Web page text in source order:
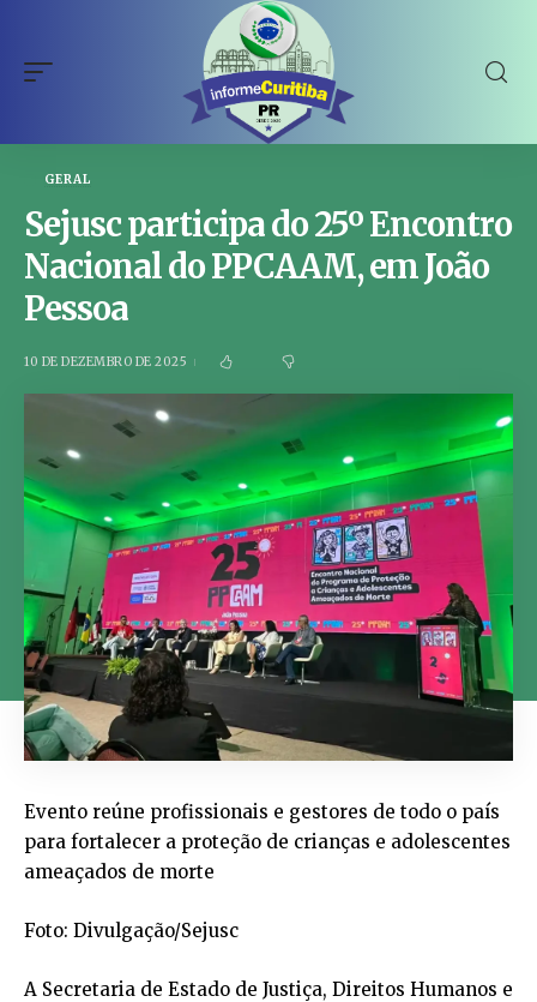
GERAL
Sejusc participa do 25º Encontro
Nacional do PPCAAM, em João
Pessoa
10 DE DEZEMBRO DE 2025
Evento reúne profissionais e gestores de todo o país
para fortalecer a proteção de crianças e adolescentes
ameaçados de morte
Foto: Divulgação/Sejusc
A Secretaria de Estado de Justiça, Direitos Humanos e